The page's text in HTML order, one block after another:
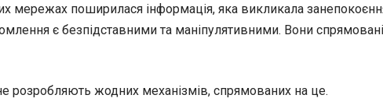
мережах поширилася інформація, яка викликала
є безпідставними та маніпулятивними. Вони
розробляють жодних механізмів, спрямованих на це.